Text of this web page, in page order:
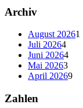
Archiv
August 20261
Juli 20264
Juni 20264
Mai 20263
April 20269
Zahlen